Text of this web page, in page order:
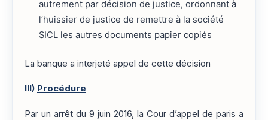
autrement par décision de justice, ordonnant à
l’huissier de justice de remettre à la société
SICL les autres documents papier copiés
La banque a interjeté appel de cette décision
III) Procédure
Par un arrêt du 9 juin 2016, la Cour d’appel de paris a